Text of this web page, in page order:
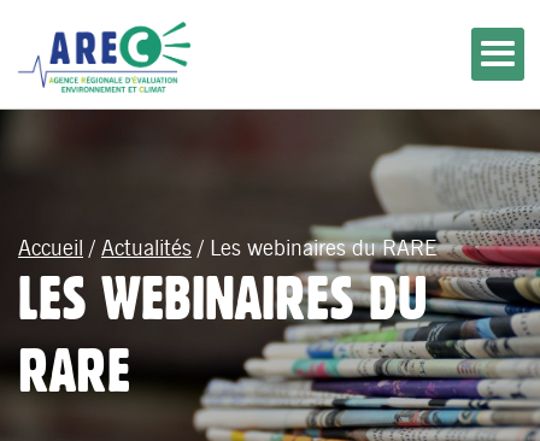
Accueil / Actualités / Les webinaires du RARE
LES WEBINAIRES DU
RARE